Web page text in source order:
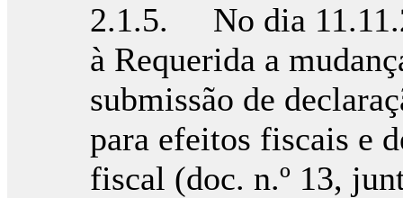
2.1.5. No dia
à Requerida a
submissão de
para efeitos fiscais e
fiscal (doc. n.º 13,